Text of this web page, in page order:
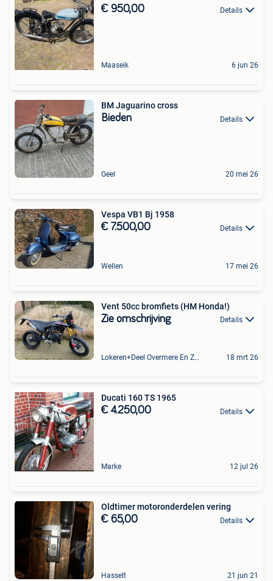
€ 950,00 Details
Maaseik 6 jun 26
BM Jaguarino cross
Bieden Details
Geel 20 mei 26
Vespa VB1 Bj 1958
€ 7.500,00 Details
Wellen 17 mei 26
Vent 50cc bromfiets (HM Honda!)
Zie omschrijving Details
Lokeren+Deel Overmere En Zele 18 mrt 26
Ducati 160 TS 1965
€ 4.250,00 Details
Marke 12 jul 26
Oldtimer motoronderdelen vering
€ 65,00 Details
Hasselt 21 jun 21